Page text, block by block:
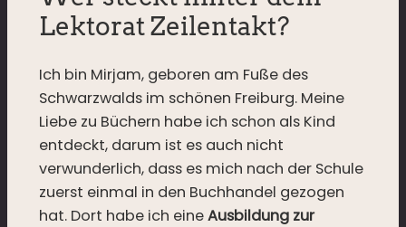
Lektorat Zeilentakt?
Ich bin Mirjam, geboren am Fuße des
Schwarzwalds im schönen Freiburg. Meine
Liebe zu Büchern habe ich schon als Kind
entdeckt, darum ist es auch nicht
verwunderlich, dass es mich nach der Schule
zuerst einmal in den Buchhandel gezogen
hat. Dort habe ich eineAusbildung zur